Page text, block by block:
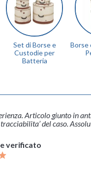
Set di Borse e
Custodie per
Batteria
Borse
Staff gentile e
1000 consegnato
Acquirente